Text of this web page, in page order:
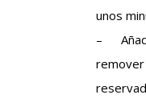
unos
–